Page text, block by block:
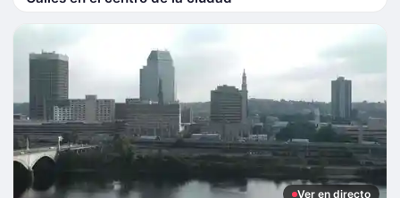
Ver en directo